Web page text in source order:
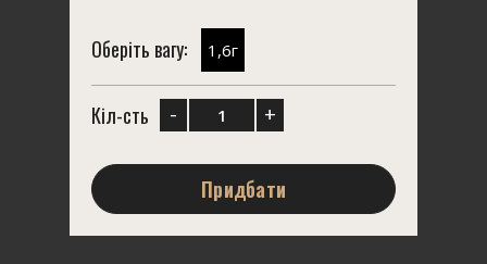
Оберіть вагу: 1,6г
Кіл-сть - +
Придбати